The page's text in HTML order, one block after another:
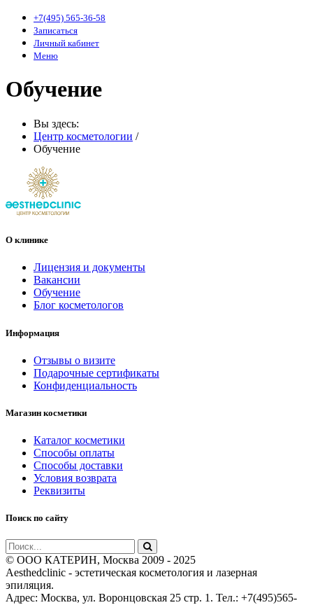
+7(495) 565-36-58
Записаться
Личный кабинет
Меню
Обучение
Вы здесь:
Центр косметологии /
Обучение
О клинике
Лицензия и документы
Вакансии
Обучение
Блог косметологов
Информация
Отзывы о визите
Подарочные сертификаты
Конфиденциальность
Магазин косметики
Каталог косметики
Способы оплаты
Способы доставки
Условия возврата
Реквизиты
Поиск по сайту
© ООО КАТЕРИН, Москва 2009 - 2025
Aesthedclinic - эстетическая косметология и лазерная
эпиляция.
Адрес: Москва, ул. Воронцовская 25 стр. 1. Тел.: +7(495)565-